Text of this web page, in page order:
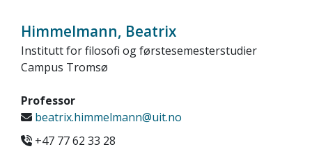
Himmelmann, Beatrix
Institutt for filosofi og førstesemesterstudier
Campus Tromsø
Professor
beatrix.himmelmann@uit.no
+47 77 62 33 28